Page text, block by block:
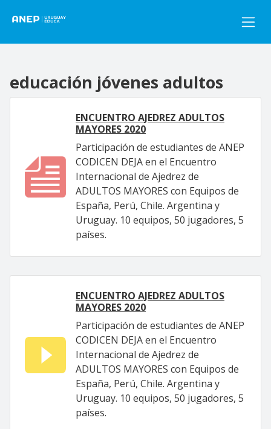
educación jóvenes adultos
ENCUENTRO AJEDREZ ADULTOS
MAYORES 2020
Participación de estudiantes de ANEP
CODICEN DEJA en el Encuentro
Internacional de Ajedrez de
ADULTOS MAYORES con Equipos de
España, Perú, Chile. Argentina y
Uruguay. 10 equipos, 50 jugadores, 5
países.
ENCUENTRO AJEDREZ ADULTOS
MAYORES 2020
Participación de estudiantes de ANEP
CODICEN DEJA en el Encuentro
Internacional de Ajedrez de
ADULTOS MAYORES con Equipos de
España, Perú, Chile. Argentina y
Uruguay. 10 equipos, 50 jugadores, 5
países.